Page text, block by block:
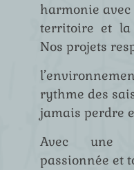
harmonie avec
territoire et la
Nos projets
rythme des
jamais perdre
Avec une
passionnée et